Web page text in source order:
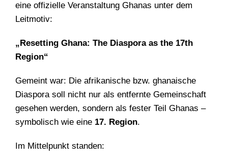
eine offizielle Veranstaltung Ghanas unter dem
Leitmotiv:
„Resetting Ghana: The Diaspora as the 17th
Region“
Gemeint war: Die afrikanische bzw. ghanaische
Diaspora soll nicht nur als entfernte Gemeinschaft
gesehen werden, sondern als fester Teil Ghanas –
symbolisch wie eine 17. Region.
Im Mittelpunkt standen: